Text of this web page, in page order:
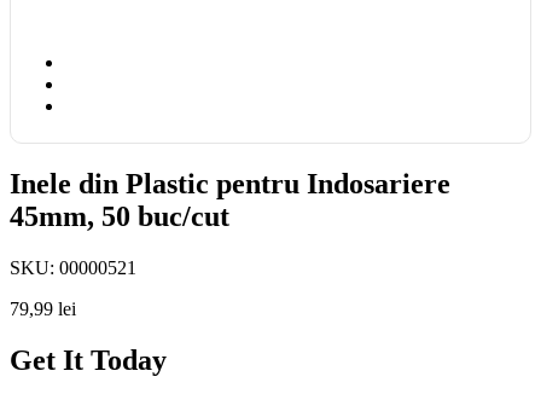
Inele din Plastic pentru Indosariere
45mm, 50 buc/cut
SKU: 00000521
79,99 lei
Get It Today